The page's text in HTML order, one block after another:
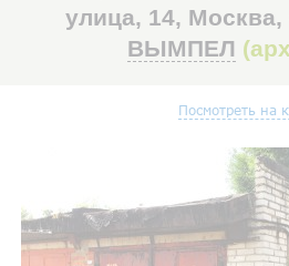
улица, 14,
ВЫМПЕЛ
Посмотреть на